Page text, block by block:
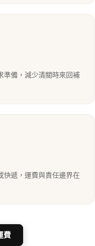
準備，減少清關時來回補
快遞，運費與責任邊界在
費